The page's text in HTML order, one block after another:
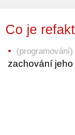
Co je
(programování)
zachování jeho